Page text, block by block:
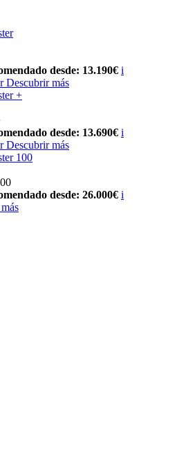
desde: 13.190€ i
Descubrir más
+
desde: 13.690€ i
Descubrir más
100
desde: 26.000€ i